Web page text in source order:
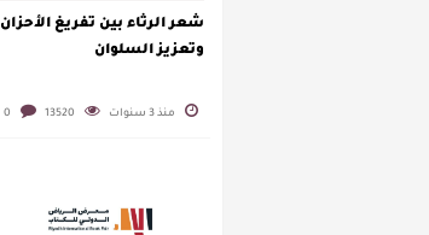
شعر الرثاء بين تفريغ الأحزان
وتعزيز السلوان
منذ 3 سنوات 13520
0